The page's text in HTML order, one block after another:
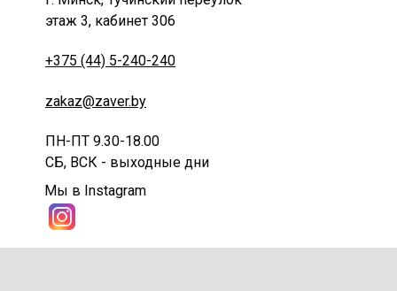
этаж 3, кабинет 306
+375 (44) 5-240-240
zakaz@zaver.by
ПН-ПТ 9.30-18.00
СБ, ВСК - выходные дни
Мы в Instagram